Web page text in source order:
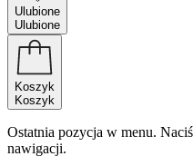
Ulubione
Ulubione
Koszyk
Koszyk
Ostatnia pozycja w menu.
nawigacji.